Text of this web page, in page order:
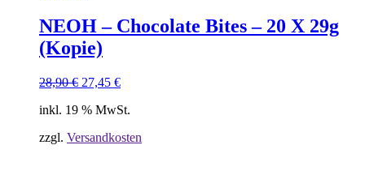
NEOH – Chocolate Bites – 20 X 29g
(Kopie)
28,90€ Ursprünglicher
war:
27,45 €Aktueller
ist:
inkl. 19 % MwSt.
zzgl. Versandkosten